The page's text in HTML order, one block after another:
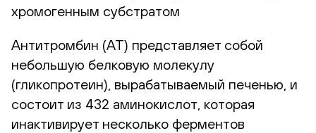
хромогенным субстратом
Антитромбин (АТ) представляет собой
небольшую белковую молекулу
(гликопротеин), вырабатываемый печенью, и
состоит из 432 аминокислот, которая
инактивирует несколько ферментов